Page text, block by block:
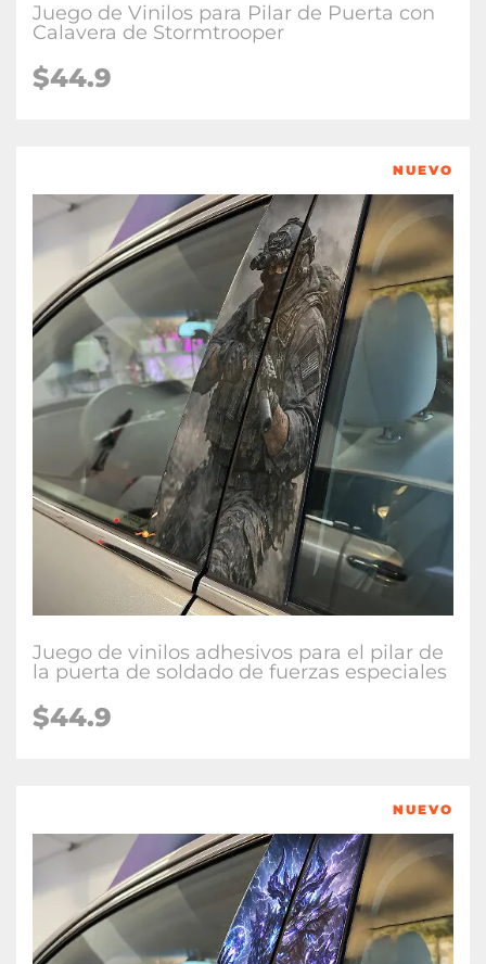
Juego de Vinilos para Pilar de Puerta con
Calavera de Stormtrooper
$44.9
NUEVO
Juego de vinilos adhesivos para el pilar de
la puerta de soldado de fuerzas especiales
$44.9
NUEVO